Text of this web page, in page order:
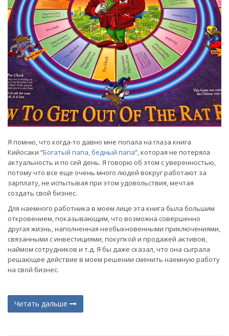
Я помню, что когда-то давно мне попала на глаза книга
Кийосаки “Богатый папа, бедный папа”, которая не потеряла
актуальность и по сей день. Я говорю об этом с уверенностью,
потому что все еще очень много людей вокруг работают за
зарплату, не испытывая при этом удовольствия, мечтая
создать свой бизнес.
Для наемного работника в моем лице эта книга была большим
откровением, показывающим, что возможна совершенно
другая жизнь, наполненная необыкновенными приключениями,
связанными с инвестициями, покупкой и продажей активов,
наймом сотрудников и т.д. Я бы даже сказал, что она сыграла
решающее действие в моем решении сменить наемную работу
на свой бизнес.
Читать дальше